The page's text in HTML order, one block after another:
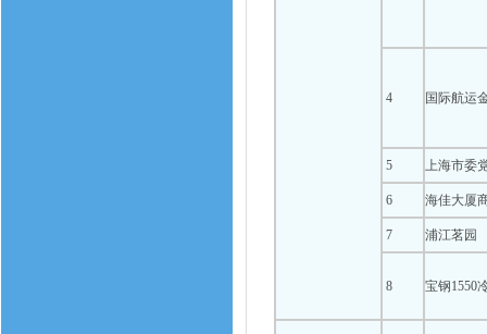
4 国际航运
5 上海市委
6 海佳大厦
7 浦江茗园
8 宝钢1550